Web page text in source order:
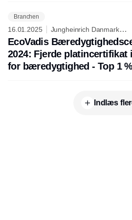
Branchen
16.01.2025
Jungheinrich Danmark
A/S
EcoVadis
2024: Fjerde
for bæredygtighed - Top 1
Indlæs